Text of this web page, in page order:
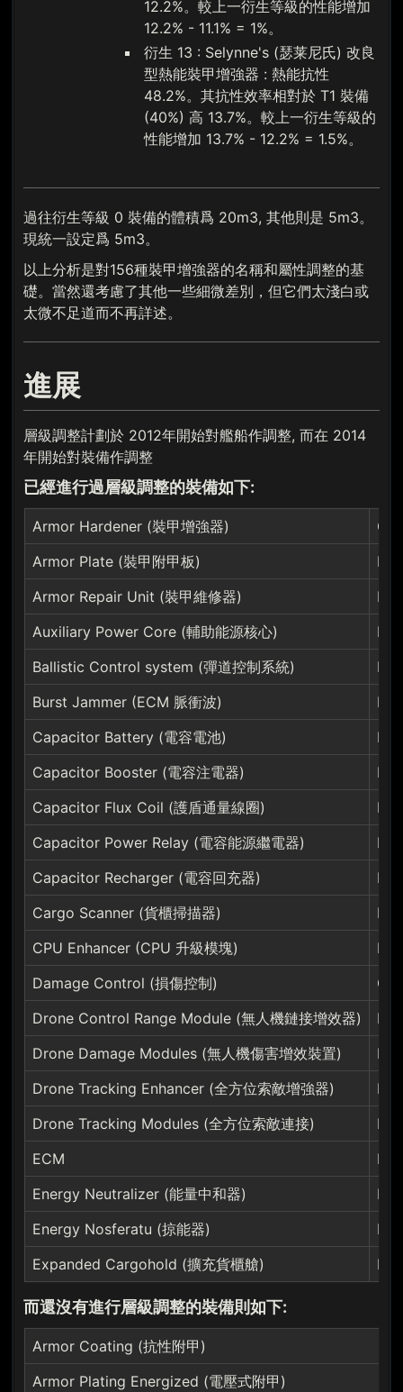
12.2%。較上一衍生等級的性能增加
12.2% - 11.1% = 1%。
衍生 13 : Selynne's (瑟莱尼氏) 改良
型熱能裝甲增強器 : 熱能抗性
48.2%。其抗性效率相對於 T1 裝備
(40%) 高 13.7%。較上一衍生等級的
性能增加 13.7% - 12.2% = 1.5%。
過往衍生等級 0 裝備的體積爲 20m3, 其他則是 5m3。
現統一設定爲 5m3。
以上分析是對156種裝甲增強器的名稱和屬性調整的基
礎。當然還考慮了其他一些細微差別，但它們太淺白或
太微不足道而不再詳述。
進展
層級調整計劃於 2012年開始對艦船作調整, 而在 2014
年開始對裝備作調整
已經進行過層級調整的裝備如下:
Armor Hardener (裝甲增強器)
Armor Plate (裝甲附甲板)
Armor Repair Unit (裝甲維修器)
Auxiliary Power Core (輔助能源核心)
Ballistic Control system (彈道控制系統)
Burst Jammer (ECM 脈衝波)
Capacitor Battery (電容電池)
Capacitor Booster (電容注電器)
Capacitor Flux Coil (護盾通量線圈)
Capacitor Power Relay (電容能源繼電器)
Capacitor Recharger (電容回充器)
Cargo Scanner (貨櫃掃描器)
CPU Enhancer (CPU 升級模塊)
Damage Control (損傷控制)
Drone Control Range Module (無人機鏈接增效器)
Drone Damage Modules (無人機傷害增效裝置)
Drone Tracking Enhancer (全方位索敵增強器)
Drone Tracking Modules (全方位索敵連接)
ECM
Energy Neutralizer (能量中和器)
Energy Nosferatu (掠能器)
Expanded Cargohold (擴充貨櫃艙)
而還沒有進行層級調整的裝備則如下:
Armor Coating (抗性附甲)
Armor Plating Energized (電壓式附甲)